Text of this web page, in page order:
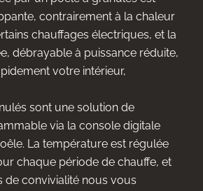
contrairement à la chaleur
chauffages électriques, et la
débrayable à puissance réduite,
votre intérieur,
sont une solution de
via la console digitale
La température est régulée
chaque période de chauffe, et
de convivialité nous vous